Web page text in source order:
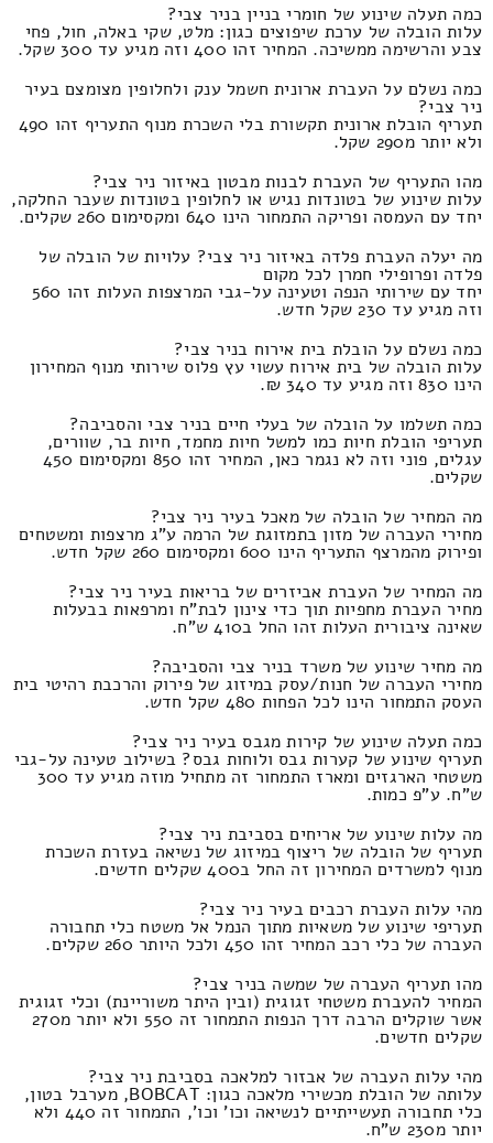
כמה תעלה שינוע של חומרי בניין בניר צבי?
עלות הובלה של ערכת שיפוצים כגון: מלט, שקי באלה, חול, פחי
צבע והרשימה ממשיכה. המחיר זהו 400 וזה מגיע עד 300 שקל.
כמה נשלם על העברת ארונית חשמל ענק ולחלופין מצומצם בעיר
ניר צבי?
תעריף הובלת ארונית תקשורת בלי השכרת מנוף התעריף זהו 490
ולא יותר מ290 שקל.
מהו התעריף של העברת לבנות מבטון באיזור ניר צבי?
עלות שינוע של בטונדות נגיש או לחלופין בטונדות שעבר החלקה,
יחד עם העמסה ופריקה התמחור הינו 640 ומקסימום 260 שקלים.
מה יעלה העברת פלדה באיזור ניר צבי? עלויות של הובלה של
פלדה ופרופילי חמרן לכל מקום
יחד עם שירותי הנפה וטעינה על-גבי המרצפות העלות זהו 560
וזה מגיע עד 230 שקל חדש.
כמה נשלם על הובלת בית אירוח בניר צבי?
עלות הובלה של בית אירוח עשוי עץ פלוס שירותי מנוף המחירון
הינו 830 וזה מגיע עד 340 ₪.
כמה תשלמו על הובלה של בעלי חיים בניר צבי והסביבה?
תעריפי הובלת חיות כמו למשל חיות מחמד, חיות בר, שוורים,
עגלים, פוני וזה לא נגמר כאן, המחיר זהו 850 ומקסימום 450
שקלים.
מה המחיר של הובלה של מאכל בעיר ניר צבי?
מחירי העברה של מזון בתמזוגת של הרמה ע"ג מרצפות ומשטחים
ופירוק מהמרצף התעריף הינו 600 ומקסימום 260 שקל חדש.
מה המחיר של העברת אביזרים של בריאות בעיר ניר צבי?
מחיר העברת מחפיות תוך כדי צינון לבת"ח ומרפאות בבעלות
שאינה ציבורית העלות זהו החל ב410 ש"ח.
מה מחיר שינוע של משרד בניר צבי והסביבה?
מחירי העברה של חנות/עסק במיזוג של פירוק והרכבת רהיטי בית
העסק התמחור הינו לכל הפחות 480 שקל חדש.
כמה תעלה שינוע של קירות מגבס בעיר ניר צבי?
תעריף שינוע של קערות גבס ולוחות גבס? בשילוב טעינה על-גבי
משטחי הארגזים ומארז התמחור זה מתחיל מוזה מגיע עד 300
ש"ח. ע"פ כמות.
מה עלות שינוע של אריחים בסביבת ניר צבי?
תעריף של הובלה של ריצוף במיזוג של נשיאה בעזרת השכרת
מנוף למשרדים המחירון זה החל ב400 שקלים חדשים.
מהי עלות העברת רכבים בעיר ניר צבי?
תעריפי שינוע של משאיות מתוך הנמל אל משטח כלי תחבורה
העברה של כלי רכב המחיר זהו 450 ולכל היותר 260 שקלים.
מהו תעריף העברה של שמשה בניר צבי?
המחיר להעברת משטחי זגוגית (ובין היתר משוריינת) וכלי זגוגית
אשר שוקלים הרבה דרך הנפות התמחור זה 550 ולא יותר מ270
שקלים חדשים.
מהי עלות העברה של אבזור למלאכה בסביבת ניר צבי?
עלותה של הובלת מכשירי מלאכה כגון: BOBCAT, מערבל בטון,
כלי תחבורה תעשייתיים לנשיאה וכו' וכו', התמחור זה 440 ולא
יותר מ230 ש"ח.